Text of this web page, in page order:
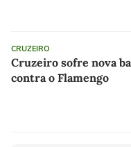
CRUZEIRO
Cruzeiro sofre nova
contra o Flamengo